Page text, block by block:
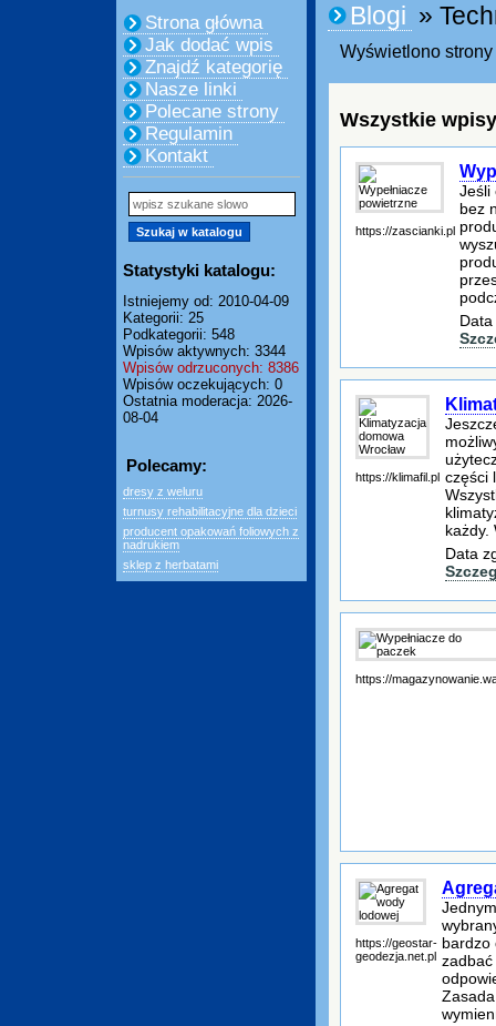
Strona główna
Jak dodać wpis
Znajdź kategorię
Nasze linki
Polecane strony
Regulamin
Kontakt
Statystyki katalogu:
Istniejemy od: 2010-04-09
Kategorii: 25
Podkategorii: 548
Wpisów aktywnych: 3344
Wpisów odrzuconych: 8386
Wpisów oczekujących: 0
Ostatnia moderacja: 2026-
08-04
Polecamy:
dresy z weluru
turnusy rehabilitacyjne dla dzieci
producent opakowań foliowych z
nadrukiem
sklep z herbatami
Blogi »
Wyświetlono
Wszystkie
https://zascianki.pl
Jeśli
bez
https://klimafil.pl części
każdy.
Data
https://
https://geostar-
geodezja.net.pl
bardzo